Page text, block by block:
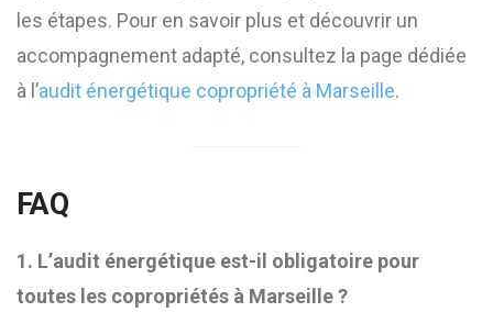
les étapes. Pour en savoir plus et découvrir un
accompagnement adapté, consultez la page dédiée
à l’audit énergétique copropriété à Marseille.
FAQ
1. L’audit énergétique est-il obligatoire pour
toutes les copropriétés à Marseille ?